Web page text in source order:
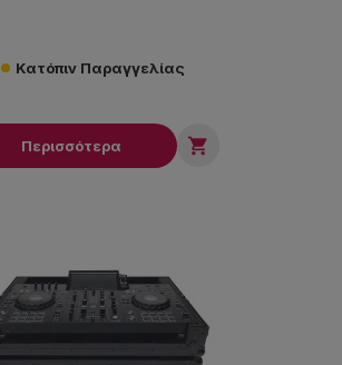
Κατόπιν Παραγγελίας
Περισσότερα 